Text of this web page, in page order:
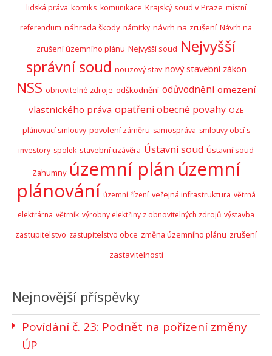
lidská práva komiks komunikace Krajský soud v Praze místní
referendum náhrada škody námitky návrh na zrušení Návrh na
zrušení územního plánu Nejvyšší soud Nejvyšší
správní soud nouzový stav nový stavební zákon
NSS obnovitelné zdroje odškodnění odůvodnění omezení
vlastnického práva opatření obecné povahy OZE
plánovací smlouvy povolení záměru samospráva smlouvy obcí s
investory spolek stavební uzávěra Ústavní soud Ústavní soud
Zahumny územní plán územní
plánování územní řízení veřejná infrastruktura větrná
elektrárna větrník výrobny elektřiny z obnovitelných zdrojů výstavba
zastupitelstvo zastupitelstvo obce změna územního plánu zrušení
zastavitelnosti
Nejnovější příspěvky
Povídání č. 23: Podnět na pořízení změny
ÚP